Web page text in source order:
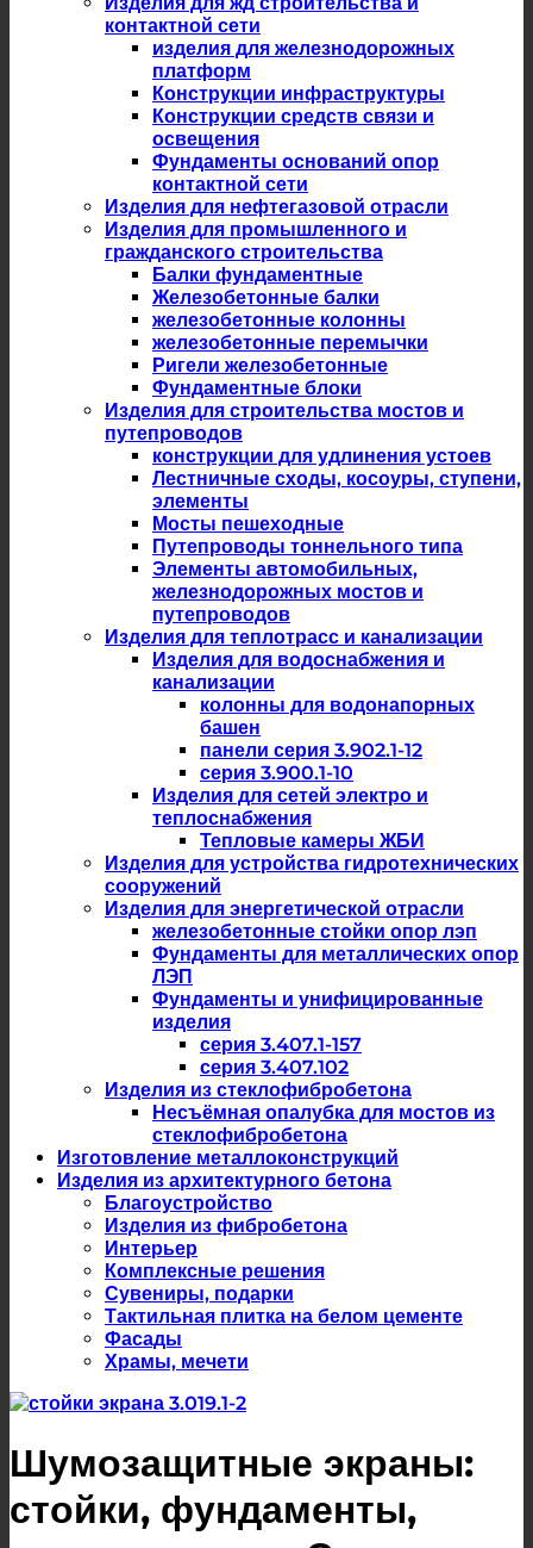
контактной сети
изделия для железнодорожных
платформ
Конструкции инфраструктуры
Конструкции средств связи и
освещения
Фундаменты оснований опор
контактной сети
Изделия для нефтегазовой отрасли
Изделия для промышленного и
гражданского строительства
Балки фундаментные
Железобетонные балки
железобетонные колонны
железобетонные перемычки
Ригели железобетонные
Фундаментные блоки
Изделия для строительства мостов и
путепроводов
конструкции для удлинения устоев
Лестничные сходы, косоуры, ступени,
элементы
Мосты пешеходные
Путепроводы тоннельного типа
Элементы автомобильных,
железнодорожных мостов и
путепроводов
Изделия для теплотрасс и канализации
Изделия для водоснабжения и
канализации
колонны для водонапорных
башен
панели серия 3.902.1-12
серия 3.900.1-10
Изделия для сетей электро и
теплоснабжения
Тепловые камеры ЖБИ
Изделия для устройства гидротехнических
сооружений
Изделия для энергетической отрасли
железобетонные стойки опор лэп
Фундаменты для металлических опор
ЛЭП
Фундаменты и унифицированные
изделия
серия 3.407.1-157
серия 3.407.102
Изделия из стеклофибробетона
Несъёмная опалубка для мостов из
стеклофибробетона
Изготовление металлоконструкций
Изделия из архитектурного бетона
Благоустройство
Изделия из фибробетона
Интерьер
Комплексные решения
Сувениры, подарки
Тактильная плитка на белом цементе
Фасады
Храмы, мечети
Шумозащитные экраны:
стойки, фундаменты,